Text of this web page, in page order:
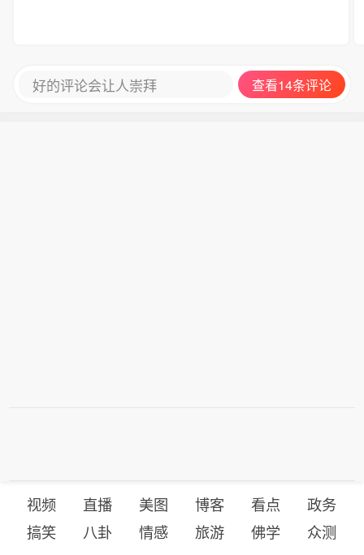
好的评论会让人崇拜 查看14条评论
视频 直播 美图 博客 看点
政务
搞笑
八卦 情感 旅游 佛学 众测